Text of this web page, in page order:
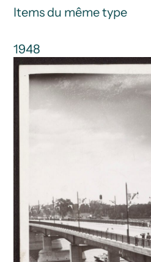
Items du même type
1948